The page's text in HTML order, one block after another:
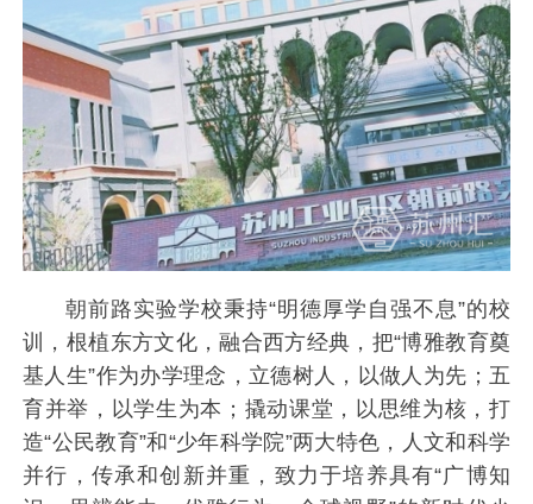
朝前路实验学校秉持“明德厚学自强不息”的校
训，根植东方文化，融合西方经典，把“博雅教育奠
基人生”作为办学理念，立德树人，以做人为先；五
育并举，以学生为本；撬动课堂，以思维为核，打
造“公民教育”和“少年科学院”两大特色，人文和科学
并行，传承和创新并重，致力于培养具有“广博知